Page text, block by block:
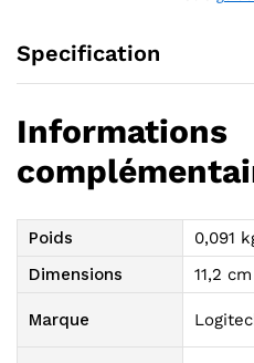
Specification
Informations
Poids
0,091
Dimensions
11,2 cm
Marque